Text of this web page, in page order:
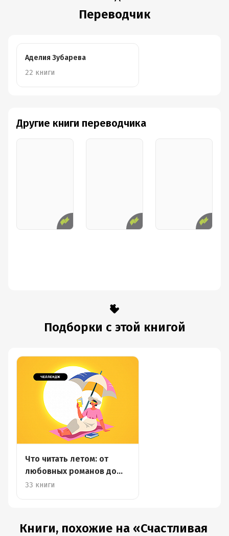
Переводчик
Аделия Зубарева
22 книги
Другие книги переводчика
Подборки с этой книгой
Что читать летом: от
любовных романов до
научпопа
33 книги
Книги, похожие на «Счастливая